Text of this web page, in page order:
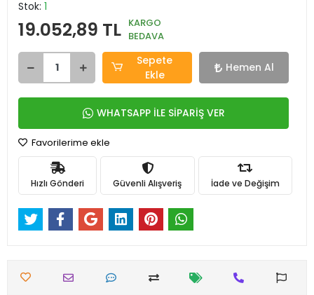
Stok: 1
19.052,89 TL KARGO
BEDAVA
Sepete
Ekle
Hemen Al
WHATSAPP İLE SİPARİŞ VER
Favorilerime ekle
Hızlı Gönderi Güvenli Alışveriş İade ve Değişim